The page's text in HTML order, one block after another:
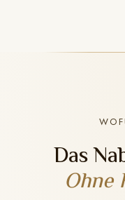
Das
Ohne